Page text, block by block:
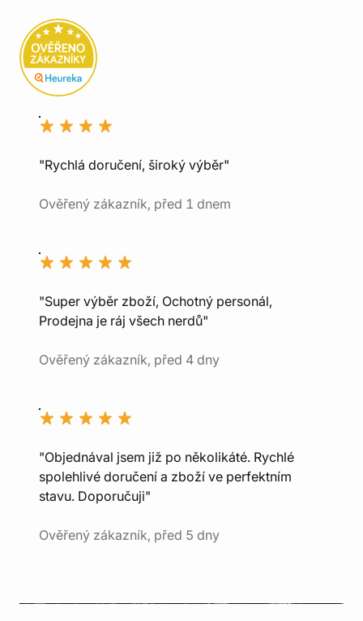
"Rychlá doručení, široký výběr"
Ověřený zákazník, před 1 dnem
"Super výběr zboží, Ochotný personál,
Prodejna je ráj všech nerdů"
Ověřený zákazník, před 4 dny
"Objednával jsem již po několikáté. Rychlé
spolehlivé doručení a zboží ve perfektním
stavu. Doporučuji"
Ověřený zákazník, před 5 dny